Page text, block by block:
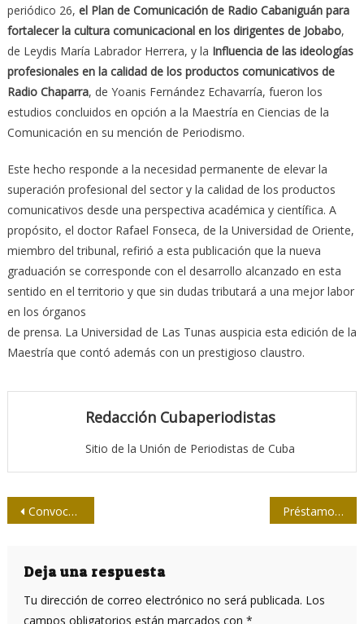
periódico 26, el Plan de Comunicación de Radio Cabaniguán para
fortalecer la cultura comunicacional en los dirigentes de Jobabo,
de Leydis María Labrador Herrera, y la Influencia de las ideologías
profesionales en la calidad de los productos comunicativos de
Radio Chaparra, de Yoanis Fernández Echavarría, fueron los
estudios concluidos en opción a la Maestría en Ciencias de la
Comunicación en su mención de Periodismo.
Este hecho responde a la necesidad permanente de elevar la
superación profesional del sector y la calidad de los productos
comunicativos desde una perspectiva académica y científica. A
propósito, el doctor Rafael Fonseca, de la Universidad de Oriente,
miembro del tribunal, refirió a esta publicación que la nueva
graduación se corresponde con el desarrollo alcanzado en esta
sentido en el territorio y que sin dudas tributará a una mejor labor
en los órganos
de prensa. La Universidad de Las Tunas auspicia esta edición de la
Maestría que contó además con un prestigioso claustro.
Redacción Cubaperiodistas
Sitio de la Unión de Periodistas de Cuba
Navegación
entradas
Convocatoria al Premio Nacional de Periodismo Azucarero Préstamos… desde siempre
Deja una respuesta
Tu dirección de correo electrónico no será publicada. Los
campos obligatorios están marcados con *